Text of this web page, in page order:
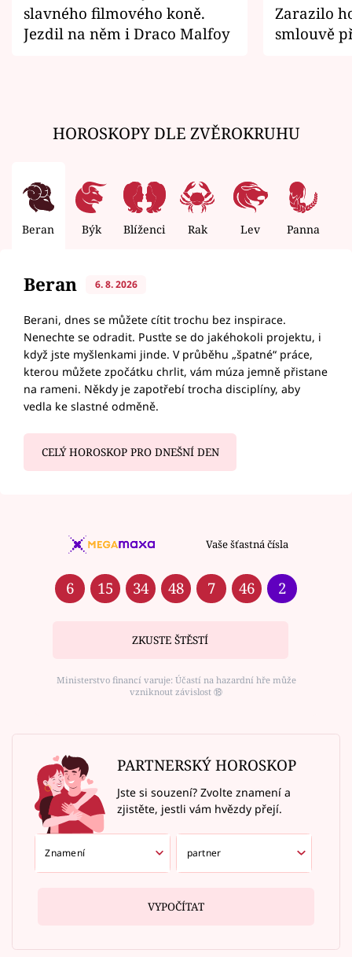
slavného filmového koně.
Jezdil na něm i Draco Malfoy
Zarazilo
smlouvě
HOROSKOPY DLE ZVĚROKRUHU
Beran Býk Blíženci Rak Lev Panna
Beran 6. 8. 2026
Berani, dnes se můžete cítit trochu bez inspirace.
Nenechte se odradit. Pusťte se do jakéhokoli projektu, i
když jste myšlenkami jinde. V průběhu „špatné“ práce,
kterou můžete zpočátku chrlit, vám múza jemně přistane
na rameni. Někdy je zapotřebí trocha disciplíny, aby
vedla ke slastné odměně.
CELÝ HOROSKOP PRO DNEŠNÍ DEN
Vaše šťastná čísla
6 15 34 48 7 46 2
ZKUSTE ŠTĚSTÍ
Ministerstvo financí varuje: Účastí na hazardní hře může
vzniknout závislost ⑱
PARTNERSKÝ HOROSKOP
Jste si souzení? Zvolte znamení a
zjistěte, jestli vám hvězdy přejí.
VYPOČÍTAT